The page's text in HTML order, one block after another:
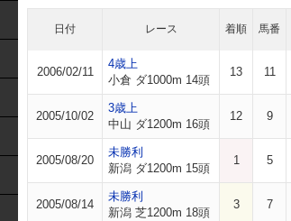
日付 レース 着順 馬番
2006/02/11
4歳上
小倉 ダ1000m 14頭
13 11
2005/10/02
3歳上
中山 ダ1200m 16頭
12 9
2005/08/20
未勝利
新潟 ダ1200m 15頭
1 5
2005/08/14
未勝利
新潟 芝1200m 18頭
3 7